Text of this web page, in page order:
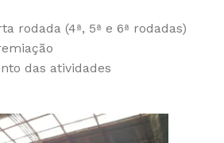
rodada (4ª, 5ª e 6ª rodadas)
das atividades